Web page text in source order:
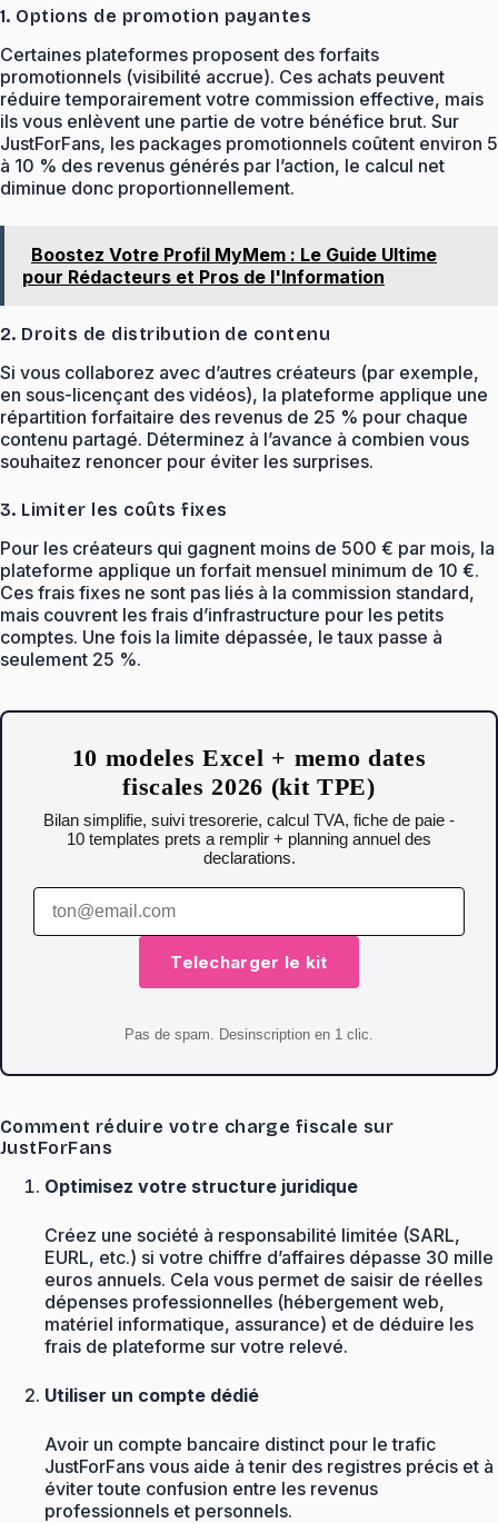
1. Options de promotion payantes
Certaines plateformes proposent des forfaits
promotionnels (visibilité accrue). Ces achats peuvent
réduire temporairement votre commission effective, mais
ils vous enlèvent une partie de votre bénéfice brut. Sur
JustForFans, les packages promotionnels coûtent environ 5
à 10 % des revenus générés par l’action, le calcul net
diminue donc proportionnellement.
Boostez Votre Profil MyMem : Le Guide Ultime
pour Rédacteurs et Pros de l'Information
2. Droits de distribution de contenu
Si vous collaborez avec d’autres créateurs (par exemple,
en sous-licençant des vidéos), la plateforme applique une
répartition forfaitaire des revenus de 25 % pour chaque
contenu partagé. Déterminez à l’avance à combien vous
souhaitez renoncer pour éviter les surprises.
3. Limiter les coûts fixes
Pour les créateurs qui gagnent moins de 500 € par mois, la
plateforme applique un forfait mensuel minimum de 10 €.
Ces frais fixes ne sont pas liés à la commission standard,
mais couvrent les frais d’infrastructure pour les petits
comptes. Une fois la limite dépassée, le taux passe à
seulement 25 %.
10 modeles Excel + memo dates
fiscales 2026 (kit TPE)
Bilan simplifie, suivi tresorerie, calcul TVA, fiche de paie -
10 templates prets a remplir + planning annuel des
declarations.
Telecharger le kit
Pas de spam. Desinscription en 1 clic.
Comment réduire votre charge fiscale sur
JustForFans
Optimisez votre structure juridique
Créez une société à responsabilité limitée (SARL,
EURL, etc.) si votre chiffre d’affaires dépasse 30 mille
euros annuels. Cela vous permet de saisir de réelles
dépenses professionnelles (hébergement web,
matériel informatique, assurance) et de déduire les
frais de plateforme sur votre relevé.
Utiliser un compte dédié
Avoir un compte bancaire distinct pour le trafic
JustForFans vous aide à tenir des registres précis et à
éviter toute confusion entre les revenus
professionnels et personnels.